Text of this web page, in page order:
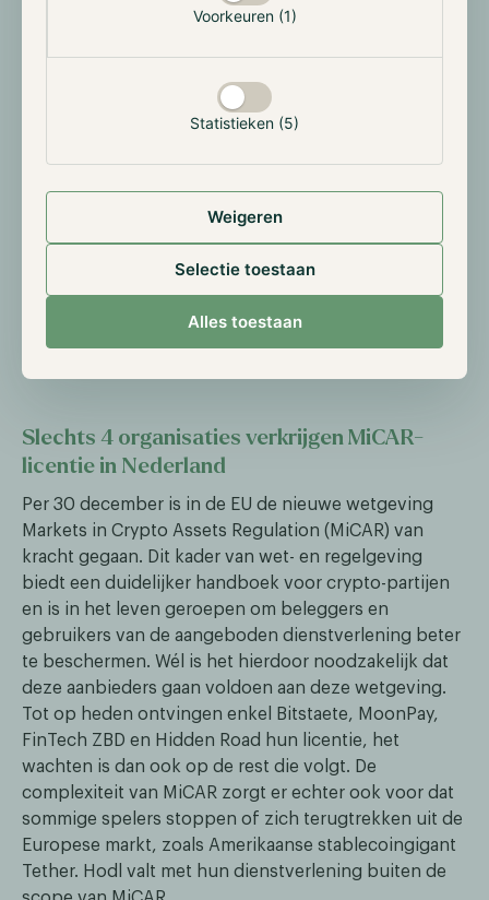
Voorkeuren (1)
Statistieken (5)
Weigeren
Selectie toestaan
Alles toestaan
eerste gebruikers met een balans van minder dan
binnen de eerste 60 dagen. Hierna zal er gekeken
gaan worden naar de grotere balansen. In totaal gaat
dit om zo’n 16 miljard dollar, waarvan naar verwachting
stromen.
Enkele dagen later volgde ook het nieuws dat de
Europese tak van FTX is overgenomen door Backpack
Exchange, die de uitbetalingen van de Europese
cliënten voor rekening zal nemen. De organisatie
krijgt hierdoor ook de beschikking over de MiFID II
Slechts 4 organisaties verkrijgen MiCAR-
licentie in Nederland
Per 30 december is in de EU de nieuwe wetgeving
Markets in Crypto Assets Regulation (MiCAR) van
kracht gegaan. Dit kader van wet- en regelgeving
biedt een duidelijker handboek voor crypto-partijen
en is in het leven geroepen om beleggers en
gebruikers van de aangeboden dienstverlening beter
te beschermen. Wél is het hierdoor noodzakelijk dat
deze aanbieders gaan voldoen aan deze wetgeving.
Tot op heden ontvingen enkel Bitstaete, MoonPay,
FinTech ZBD en Hidden Road hun licentie, het
wachten is dan ook op de rest die volgt. De
complexiteit van MiCAR zorgt er echter ook voor dat
sommige spelers stoppen of zich terugtrekken uit de
Europese markt, zoals Amerikaanse stablecoingigant
Tether. Hodl valt met hun dienstverlening buiten de